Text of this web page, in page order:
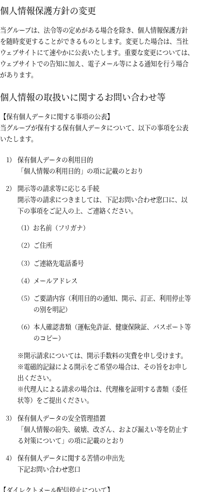
個人情報保護方針の変更
当グループは、法令等の定めがある場合を除き、個人情報保護方針
を随時変更することができるものとします。変更した場合は、当社
ウェブサイトにて速やかに公表いたします。重要な変更については、
ウェブサイトでの告知に加え、電子メール等による通知を行う場合
があります。
個人情報の取扱いに関するお問い合わせ等
【保有個人データに関する事項の公表】
当グループが保有する保有個人データについて、以下の事項を公表
いたします。
保有個人データの利用目的
「個人情報の利用目的」の項に記載のとおり
開示等の請求等に応じる手続
開示等の請求につきましては、下記お問い合わせ窓口に、以
下の事項をご記入の上、ご連絡ください。
お名前（フリガナ）
ご住所
ご連絡先電話番号
メールアドレス
ご要請内容（利用目的の通知、開示、訂正、利用停止等
の別を明記）
本人確認書類（運転免許証、健康保険証、パスポート等
のコピー）
※開示請求については、開示手数料の実費を申し受けます。
※電磁的記録による開示をご希望の場合は、その旨をお申し
出ください。
※代理人による請求の場合は、代理権を証明する書類（委任
状等）をご提出ください。
保有個人データの安全管理措置
「個人情報の紛失、破壊、改ざん、および漏えい等を防止す
る対策について」の項に記載のとおり
保有個人データに関する苦情の申出先
下記お問い合わせ窓口
【ダイレクトメール配信停止について】